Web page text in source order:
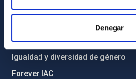
Denegar
Legislación
Código ético y política antifraude
Igualdad y diversidad de género
Forever IAC